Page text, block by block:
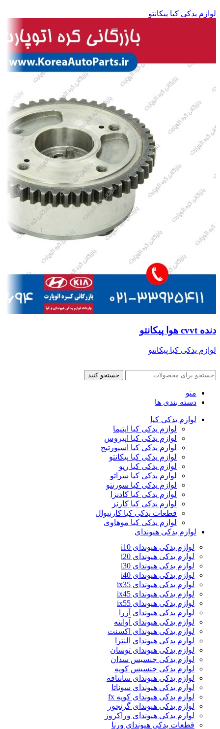
لوازم یدکی کیا پیکانتو
دنده cvvt هوا پیکانتو
لوازم یدکی کیا پیکانتو
جستجو کنید
منو
دسته بندی ها
لوازم یدکی کیا
لوازم یدکی کیا اپتیما
لوازم یدکی کیا اپیروس
لوازم یدکی کیا اسپورتیج
لوازم یدکی کیا پیکانتو
لوازم یدکی کیا ریو
لوازم یدکی کیا سراتو
لوازم یدکی کیا سورنتو
لوازم یدکی کیا کادنزا
لوازم یدکی کیا کارنز
قطعات یدکی کیا کارنیوال
لوازم یدکی کیا موهاوی
لوازم یدکی هیوندای
لوازم یدکی هیوندای i10
لوازم یدکی هیوندای i20
لوازم یدکی هیوندای i30
لوازم یدکی هیوندای i40
لوازم یدکی هیوندای ix35
لوازم یدکی هیوندای ix45
لوازم یدکی هیوندای ix55
لوازم یدکی هیوندای آزرا
لوازم یدکی هیوندای آوانته
لوازم یدکی هیوندای اکسنت
لوازم یدکی هیوندای النترا
لوازم یدکی هیوندای توسان
لوازم یدکی جنسیس سدان
لوازم یدکی جنسیس کوپه
لوازم یدکی هیوندای سانتافه
لوازم یدکی هیوندای سوناتا
لوازم یدکی هیوندای کوپه fx
لوازم یدکی هیوندای گرنجور
لوازم یدکی هیوندای وراکروز
قطعات یدکی هیوندای ورنا